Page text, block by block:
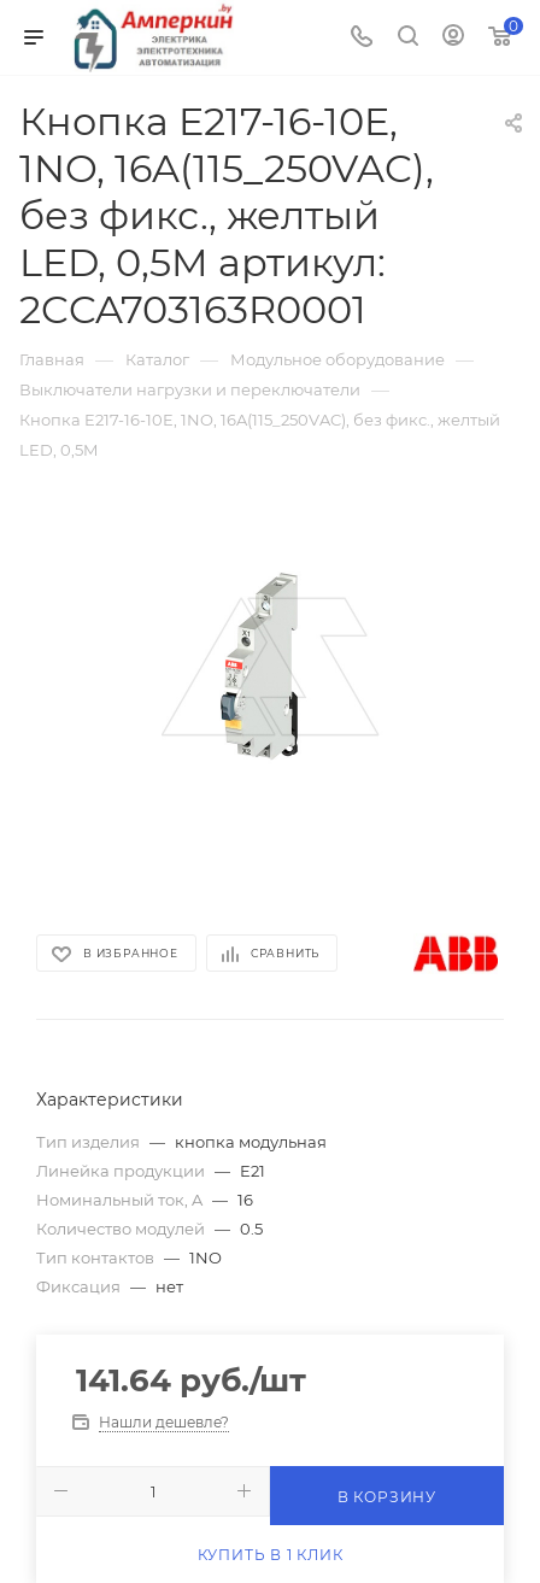
0
Кнопка E217-16-10E,
1NO, 16A(115_250VAC),
без фикс., желтый
LED, 0,5M артикул:
2CCA703163R0001
Главная — Каталог — Модульное оборудование —
Выключатели нагрузки и переключатели —
Кнопка E217-16-10E, 1NO, 16A(115_250VAC), без фикс., желтый
LED, 0,5M
В ИЗБРАННОЕ СРАВНИТЬ
Характеристики
Тип изделия — кнопка модульная
Линейка продукции — E21
Номинальный ток, A — 16
Количество модулей — 0.5
Тип контактов — 1NO
Фиксация — нет
141.64 руб./шт
Нашли дешевле?
В КОРЗИНУ
КУПИТЬ В 1 КЛИК